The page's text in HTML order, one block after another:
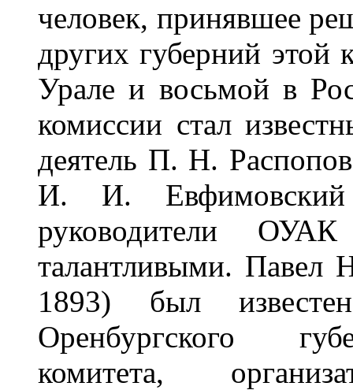
человек, принявшее
других губерний этой
Урале и восьмой в
комиссии стал
деятель П. Н.
И. И.
руководители
талантливыми. Павел
1893) был
Оренбургского
комитета,